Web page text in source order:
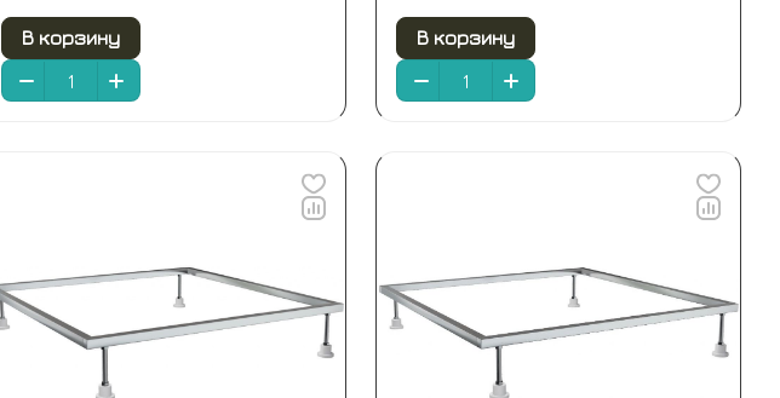
В корзину В корзину